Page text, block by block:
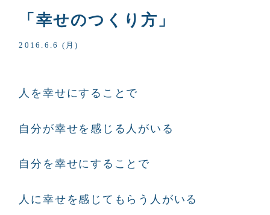
「幸せのつくり方」
2016.6.6 (月)
人を幸せにすることで
自分が幸せを感じる人がいる
自分を幸せにすることで
人に幸せを感じてもらう人がいる